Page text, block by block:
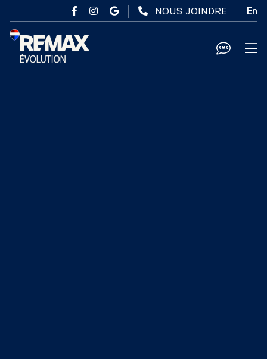
Passer au contenu principal
NOUS JOINDRE En